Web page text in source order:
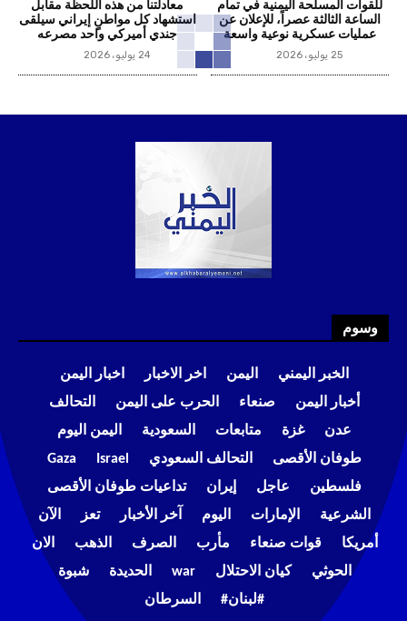
للقوات المسلحة اليمنية في تمام
الساعة الثالثة عصراً، للإعلان عن
عمليات عسكرية نوعية واسعة
25 يوليو، 2026
معادلتنا من هذه اللحظة مقابل
استشهاد كل مواطنٍ إيراني سيلقى
جندي أميركي واحد مصرعه
24 يوليو، 2026
وسوم
الخبر اليمني اليمن اخر الاخبار
اخبار اليمن
أخبار اليمن
صنعاء الحرب على اليمن
التحالف
عدن
غزة متابعات السعودية
اليمن اليوم
طوفان الأقصى
التحالف السعودي Israel
Gaza
فلسطين
عاجل إيران
تداعيات طوفان الأقصى
الشرعية
الإمارات اليوم آخر الأخبار تعز
الآن
أمريكا
قوات صنعاء مأرب الصرف الذهب
الان
الحوثي
كيان الاحتلال war الحديدة
شبوة
#لبنان#
السرطان